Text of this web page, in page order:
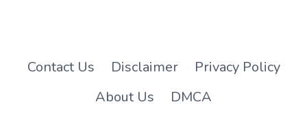
Contact Us Disclaimer
Privacy Policy
About Us
DMCA